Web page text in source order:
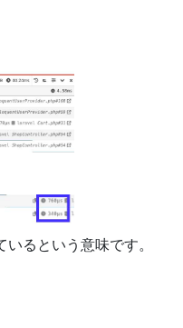
るという意味です。